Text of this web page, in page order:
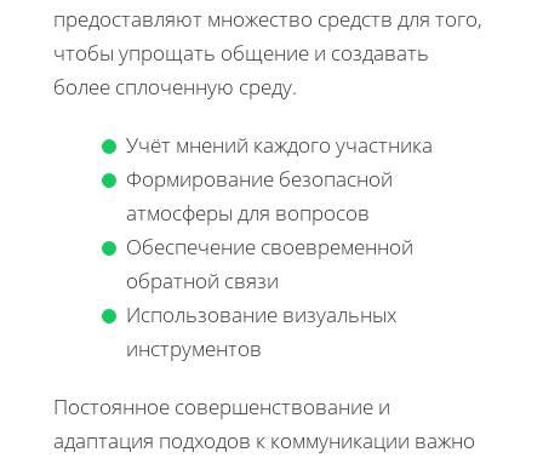
предоставляют множество средств для того,
чтобы упрощать общение и создавать
более сплоченную среду.
Учёт мнений каждого участника
Формирование безопасной
атмосферы для вопросов
Обеспечение своевременной
обратной связи
Использование визуальных
инструментов
Постоянное совершенствование и
адаптация подходов к коммуникации важно